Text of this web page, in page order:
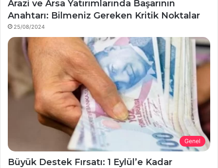
Arazi ve Arsa Yatırımlarında Başarının
Anahtarı: Bilmeniz Gereken Kritik Noktalar
25/08/2024
Genel
Büyük Destek Fırsatı: 1 Eylül’e Kadar